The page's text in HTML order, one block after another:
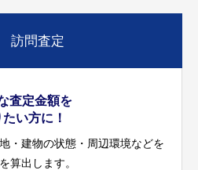
訪問査定
査定金額を
い方に！
・建物の状態・周辺環境などを
算出します。